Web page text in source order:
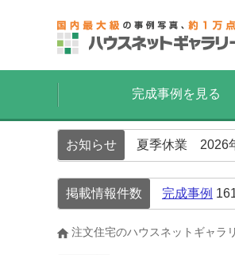
完成事例を見る
お知らせ 夏季休業 2026
掲載情報件数 完成事例
注文住宅のハウスネットギャラ